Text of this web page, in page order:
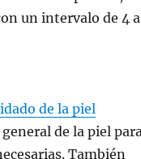
un intervalo de 4 a
de la piel
de la piel
También